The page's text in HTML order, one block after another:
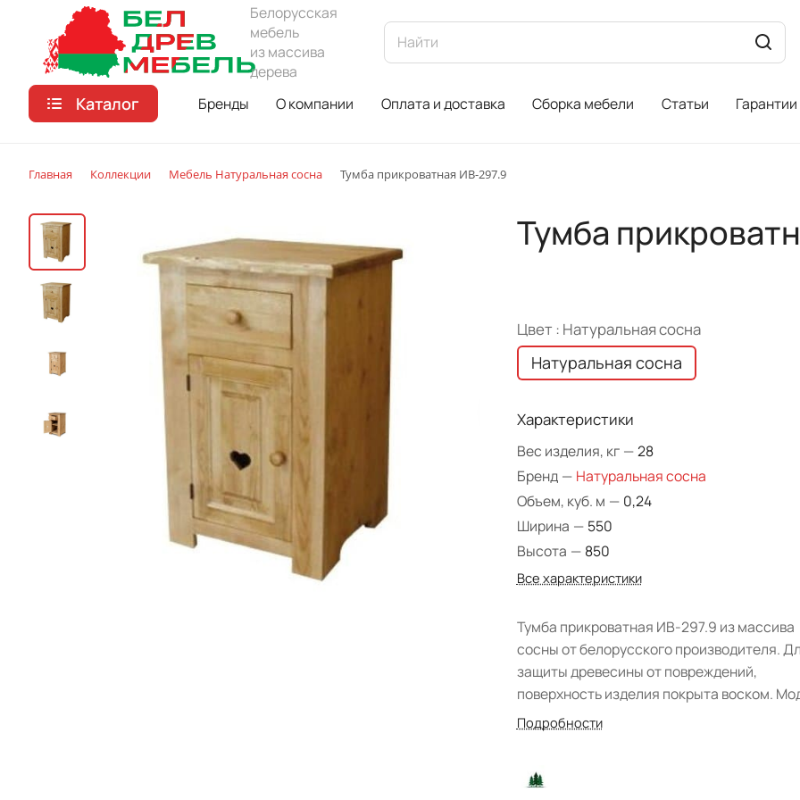
Белорусская
мебель
из массива
дерева
Каталог Бренды О компании Оплата и доставка Сборка мебели Статьи Гарантии
Главная Коллекции Мебель Натуральная сосна Тумба прикроватная ИВ-297.9
Тумба
Цвет : Натуральная сосна
Натуральная сосна
Характеристики
Вес изделия, кг —28
Бренд — Натуральная сосна
Объем, куб. м — 0,24
Ширина — 550
Высота — 850
Все характеристики
Тумба прикроватная ИВ-297.9 из массива
сосны от белорусского производителя.
защиты древесины от повреждений,
поверхность изделия покрыта воском.
станет отличным дополнением в спальную
одностворчатого отделения с глухой
Подробности